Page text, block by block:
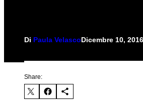
Di Paula VelascoDicembre 10,
Share: